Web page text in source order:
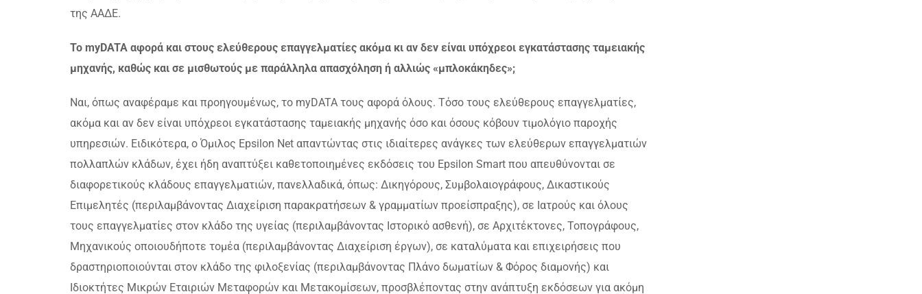
της ΑΑΔΕ.
Το myDATA αφορά και στους ελεύθερους επαγγελματίες ακόμα κι αν δεν είναι υπόχρεοι εγκατάστασης ταμειακής
μηχανής, καθώς και σε μισθωτούς με παράλληλα απασχόληση ή αλλιώς «μπλοκάκηδες»;
Ναι, όπως αναφέραμε και προηγουμένως, το myDATA τους αφορά όλους. Τόσο τους ελεύθερους επαγγελματίες,
ακόμα και αν δεν είναι υπόχρεοι εγκατάστασης ταμειακής μηχανής όσο και όσους κόβουν τιμολόγιο παροχής
υπηρεσιών. Ειδικότερα, ο Όμιλος Epsilon Net απαντώντας στις ιδιαίτερες ανάγκες των ελεύθερων επαγγελματιών
πολλαπλών κλάδων, έχει ήδη αναπτύξει καθετοποιημένες εκδόσεις του Epsilon Smart που απευθύνονται σε
διαφορετικούς κλάδους επαγγελματιών, πανελλαδικά, όπως: Δικηγόρους, Συμβολαιογράφους, Δικαστικούς
Επιμελητές (περιλαμβάνοντας Διαχείριση παρακρατήσεων & γραμματίων προείσπραξης), σε Ιατρούς και όλους
τους επαγγελματίες στον κλάδο της υγείας (περιλαμβάνοντας Ιστορικό ασθενή), σε Αρχιτέκτονες, Τοπογράφους,
Μηχανικούς οποιουδήποτε τομέα (περιλαμβάνοντας Διαχείριση έργων), σε καταλύματα και επιχειρήσεις που
δραστηριοποιούνται στον κλάδο της φιλοξενίας (περιλαμβάνοντας Πλάνο δωματίων & Φόρος διαμονής) και
Ιδιοκτήτες Μικρών Εταιριών Μεταφορών και Μετακομίσεων, προσβλέποντας στην ανάπτυξη εκδόσεων για ακόμη